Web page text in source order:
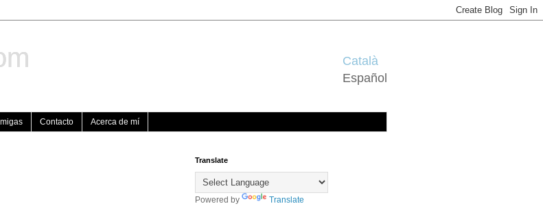
Català
Español
Contacto Acerca de mí
Translate
Powered by Translate